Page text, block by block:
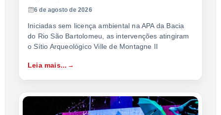
6 de agosto de 2026
Iniciadas sem licença ambiental na APA da Bacia
do Rio São Bartolomeu, as intervenções atingiram
o Sítio Arqueológico Ville de Montagne II
Leia mais...